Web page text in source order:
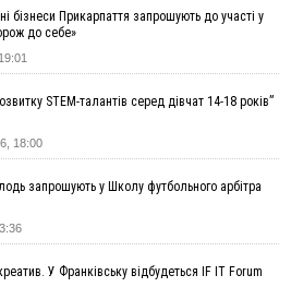
воїна
з водоспаду впала жінка і загинула
обмежень: blago розширює участь ЖК
ХАТИ. Море питань» представить
виставці у Венеції
Поради для щедрого
частково обмежуватимуть рух
тактику ФСБ: фейкові побачення
бізнеси Прикарпаття запрошують до участі у
до себе»
STEM-талантів серед дівчат 14-18 років”
18:00
запрошують у Школу футбольного арбітра
У Франківську відбудеться IF IT Forum